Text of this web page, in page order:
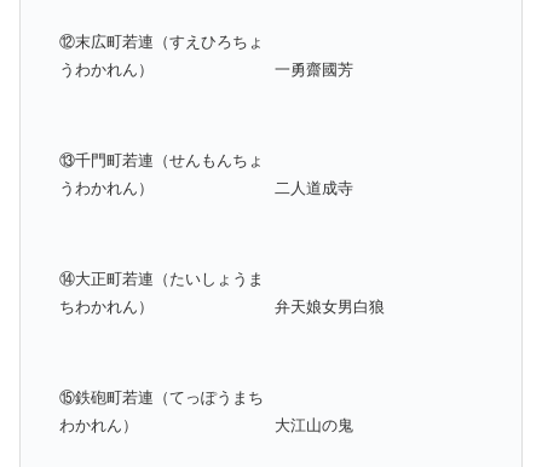
⑫末広町若連（すえひろちょ
うわかれん）
一勇齋國芳
⑬千門町若連（せんもんちょ
うわかれん）
二人道成寺
⑭大正町若連（たいしょうま
ちわかれん）
弁天娘女男白狼
⑮鉄砲町若連（てっぽうまち
わかれん）
大江山の鬼